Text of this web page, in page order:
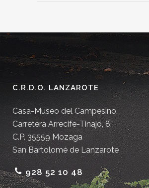
C.R.D.O. LANZAROTE
Casa-Museo del Campesino.
Carretera Arrecife-Tinajo, 8.
C.P. 35559 Mozaga
San Bartolomé de Lanzarote
928 52 10 48